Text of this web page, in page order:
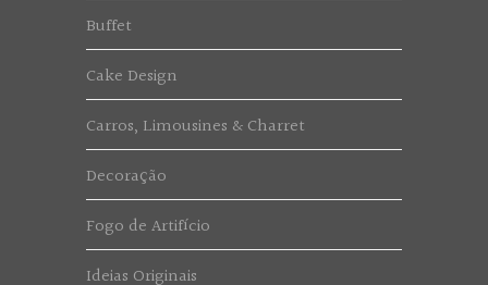
Buffet
Cake Design
Carros, Limousines & Charret
Decoração
Fogo de Artifício
Ideias Originais